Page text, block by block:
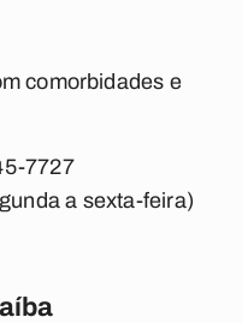
comorbidades e
7727
a sexta-feira)